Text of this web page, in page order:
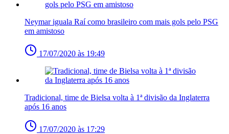
Neymar iguala Raí como brasileiro com mais gols pelo PSG
em amistoso
17/07/2020 às 19:49
Tradicional, time de Bielsa volta à 1ª divisão da Inglaterra
após 16 anos
17/07/2020 às 17:29